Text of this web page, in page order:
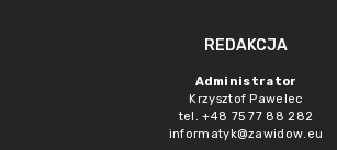
REDAKCJA
Administrator
Krzysztof Pawelec
tel. +48 75 77 88 282
informatyk@zawidow.eu